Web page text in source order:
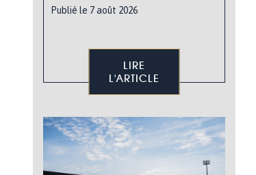
Publié le 7 août 2026
LIRE
L'ARTICLE